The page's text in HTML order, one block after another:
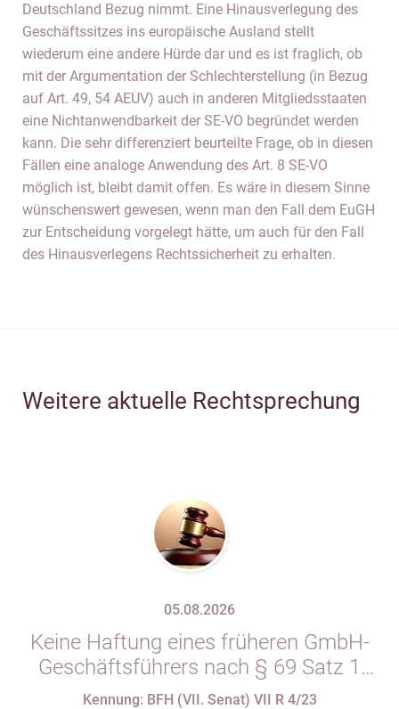
Deutschland Bezug nimmt. Eine Hinausverlegung des
Geschäftssitzes ins europäische Ausland stellt
wiederum eine andere Hürde dar und es ist fraglich, ob
mit der Argumentation der Schlechterstellung (in Bezug
auf Art. 49, 54 AEUV) auch in anderen Mitgliedsstaaten
eine Nichtanwendbarkeit der SE-VO begründet werden
kann. Die sehr differenziert beurteilte Frage, ob in diesen
Fällen eine analoge Anwendung des Art. 8 SE-VO
möglich ist, bleibt damit offen. Es wäre in diesem Sinne
wünschenswert gewesen, wenn man den Fall dem EuGH
zur Entscheidung vorgelegt hätte, um auch für den Fall
des Hinausverlegens Rechtssicherheit zu erhalten.
Weitere aktuelle Rechtsprechung
05.08.2026
Keine Haftung eines früheren GmbH-
Geschäftsführers nach § 69 Satz 1
i.V.m. § 34 Abs. 1 AO nach Verlust
Kennung: BFH (VII. Senat) VII R 4/23